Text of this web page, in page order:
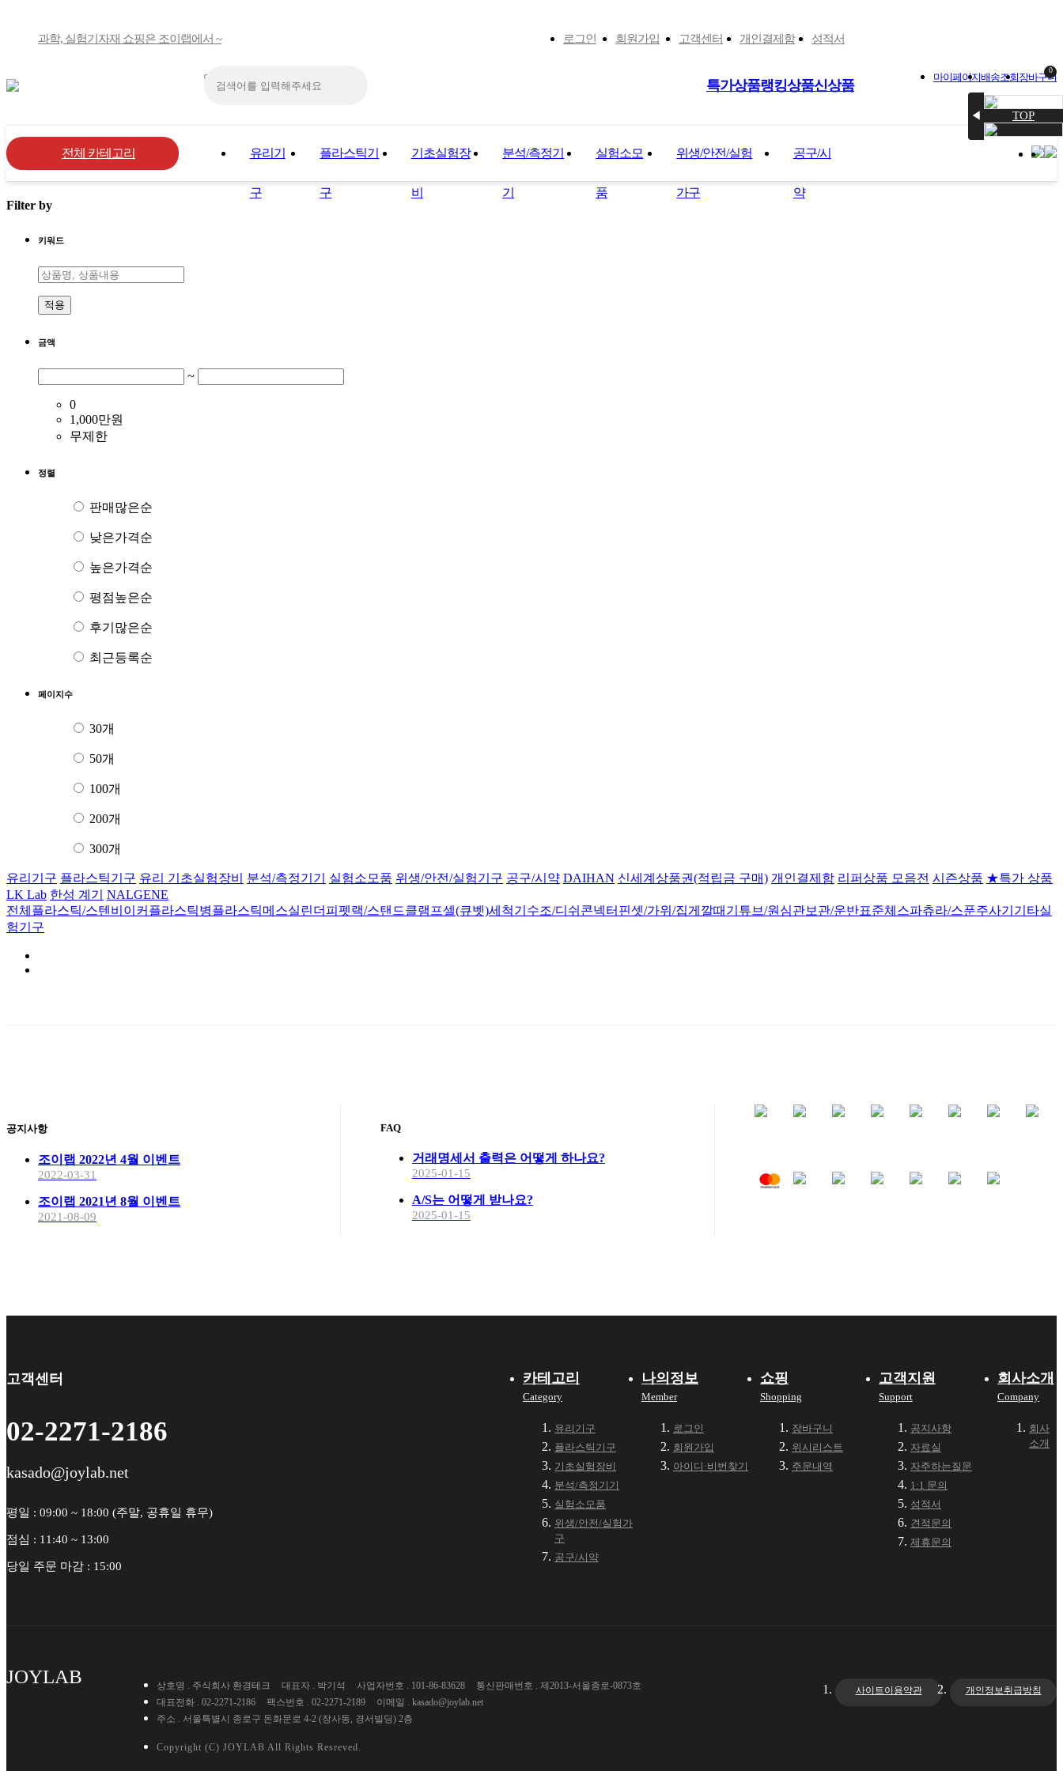
과학, 실험기자재 쇼핑은 조이랩에서 ~ 로그인 회원가입 고객센터 개인결제함 성적서
특가상품랭킹상품신상품
마이페이지배송조회장바구니
0
전체 카테고리 유리기
구
플라스틱기
구
기초실험장
비
분석/측정기
기
실험소모
품
위생/안전/실험
가구
공구/시
약
Filter by
키워드
적용
금액
~
0
1,000만원
무제한
정렬
판매많은순
낮은가격순
높은가격순
평점높은순
후기많은순
최근등록순
페이지수
30개
50개
100개
200개
300개
유리기구 플라스틱기구 유리 기초실험장비 분석/측정기기 실험소모품 위생/안전/실험기구 공구/시약 DAIHAN 신세계상품권(적립금 구매) 개인결제함 리퍼상품 모음전 시즌상품 ★특가 상품
LK Lab 한성 계기
NALGENE
전체 플라스틱/스텐비이커 플라스틱병플라스틱메스실린더 피펫랙/스탠드클램프셀(큐벳)세척기 수조/디쉬 콘넥터 핀셋/가위/집게 깔때기 튜브/원심관보관/운반표준체 스파츄라/스푼주사기 기타실
험기구
공지사항
조이랩 2022년 4월 이벤트
2022-03-31
조이랩 2021년 8월 이벤트
2021-08-09
FAQ
거래명세서 출력은 어떻게 하나요?
2025-01-15
A/S는 어떻게 받나요?
2025-01-15
고객센터
02-2271-2186
kasado@joylab.net
평일 : 09:00 ~ 18:00 (주말, 공휴일 휴무)
점심 : 11:40 ~ 13:00
당일 주문 마감 : 15:00
카테고리
Category
유리기구
플라스틱기구
기초실험장비
분석/측정기기
실험소모품
위생/안전/실험가
구
공구/시약
나의정보
Member
로그인
회원가입
아이디·비번찾기
쇼핑
Shopping
장바구니
위시리스트
주문내역
고객지원
Support
공지사항
자료실
자주하는질문
1:1 문의
성적서
견적문의
제휴문의
회사소개
Company
회사
소개
JOYLAB 상호명 . 주식회사 환경테크 대표자 . 박기석 사업자번호 . 101-86-83628
통신판매번호 . 제2013-서울종로-0873호
대표전화 . 02-2271-2186
팩스번호 . 02-2271-2189
이메일 . kasado@joylab.net
주소 . 서울특별시 종로구 돈화문로 4-2 (장사동, 경서빌딩) 2층
Copyright (C) JOYLAB All Rights Resreved.
사이트이용약관 개인정보취급방침
◀ TOP